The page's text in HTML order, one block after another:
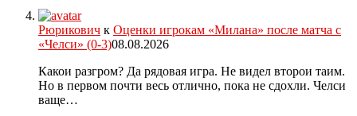
Рюрикович к Оценки игрокам «Милана» после матча с
«Челси» (0-3)08.08.2026
Какои разгром? Да рядовая игра. Не видел второи таим.
Но в первом почти весь отлично, пока не сдохли. Челси
ваще…